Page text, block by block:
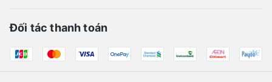
Đối tác thanh toán